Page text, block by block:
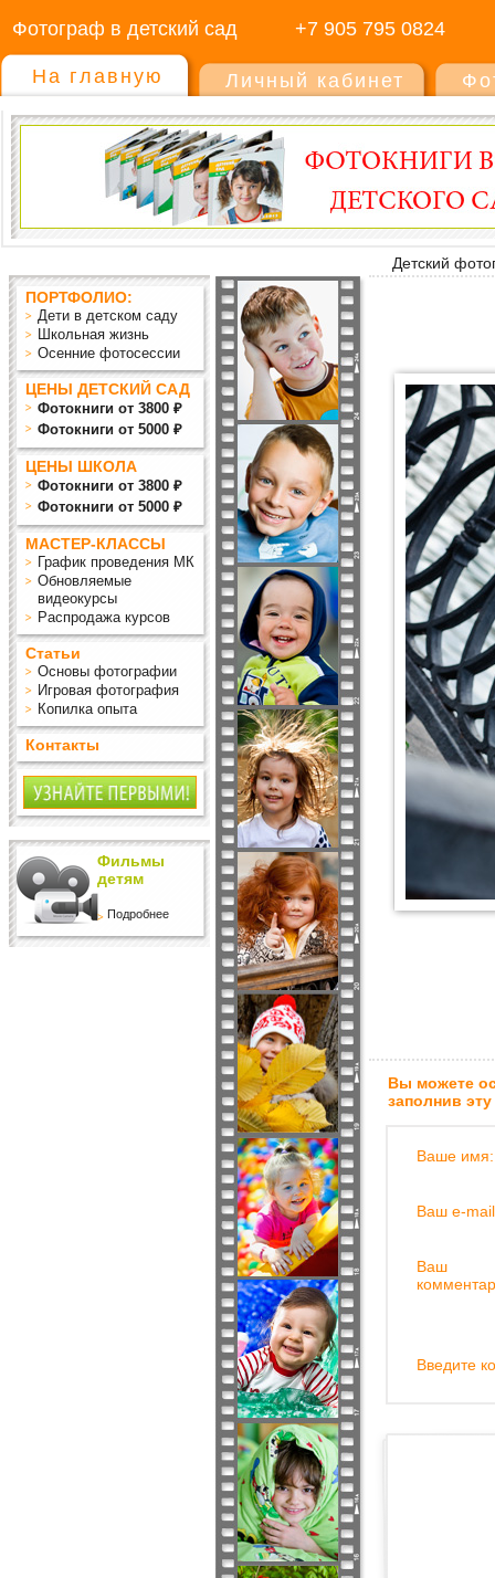
Фотограф в детский сад +7 905 795 0824
На главную Личный кабинет
Детский
ПОРТФОЛИО:
Дети в детском саду
Школьная жизнь
Осенние фотосессии
ЦЕНЫ ДЕТСКИЙ САД
Фотокниги от 3800 ₽
Фотокниги от 5000 ₽
ЦЕНЫ ШКОЛА
Фотокниги от 3800 ₽
Фотокниги от 5000 ₽
МАСТЕР-КЛАССЫ
График проведения МК
Обновляемые
видеокурсы
Распродажа курсов
Статьи
Основы фотографии
Игровая фотография
Копилка опыта
Контакты
Фильмы
детям
Подробнее
Вы можете
заполнив
Ваше имя:
Ваш e-
Ваш
Введите